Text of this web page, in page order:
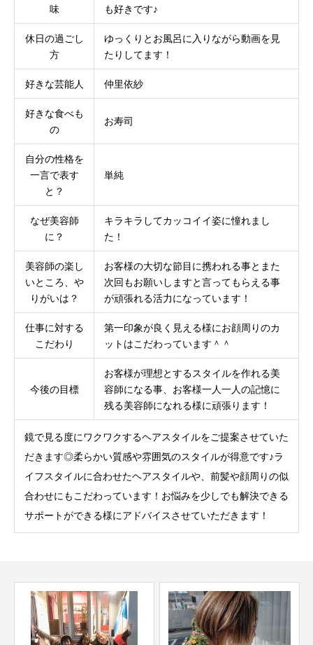
味
も好きです♪
休日の過ごし
方
ゆっくりとお風呂に入りながら動画を見
たりしてます！
好きな芸能人 仲里依紗
好きな食べも
の
お寿司
自分の性格を
一言で表す
と？
単純
なぜ美容師
に？
キラキラしてカッコイイ姿に憧れまし
た！
美容師の楽し
いところ、や
りがいは？
お客様の大切な節目に携われる事とまた
次回もお願いしますと言ってもらえる事
が頑張れる活力になっています！
仕事に対する
こだわり
第一印象が良く見える様にお顔周りのカ
ットはこだわっています＾＾
今後の目標
お客様が理想とするスタイルを作れる美
容師になる事、お客様一人一人の記憶に
残る美容師になれる様に頑張ります！
鏡で見る度にワクワクするヘアスタイルをご提案させていた
だきます◎柔らかい質感や雰囲気のスタイルが得意です♪ラ
イフスタイルに合わせたヘアスタイルや、前髪や顔周りの似
合わせにもこだわっています！お悩みを少しでも解決できる
サポートができる様にアドバイスさせていただきます！